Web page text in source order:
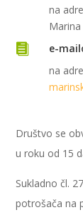
na
Marina

e-
na
Društvo se
u roku od 15
Sukladno čl.
potrošača na